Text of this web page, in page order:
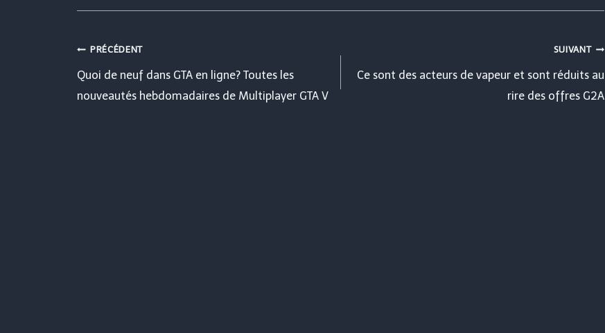
Navigation
de
PRÉCÉDENT
Quoi de neuf dans GTA en ligne? Toutes les
nouveautés hebdomadaires de Multiplayer GTA V
SUIVANT
Ce sont des acteurs de vapeur et sont réduits au
rire des offres G2A